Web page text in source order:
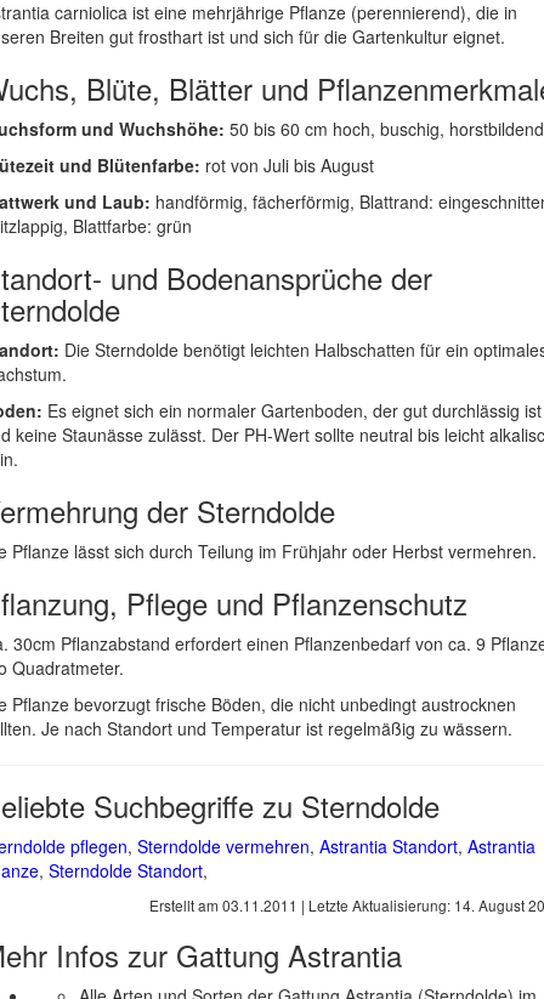
carniolica ist eine mehrjährige Pflanze (perennierend), die in
Breiten gut frosthart ist und sich für die Gartenkultur eignet.
Blüte, Blätter und
und Wuchshöhe: 50 bis 60 cm hoch, buschig, horstbildend
und Blütenfarbe: rot von Juli bis August
und Laub: handförmig, fächerförmig, Blattrand:
Blattfarbe: grün
und Bodenansprüche der
Die Sterndolde benötigt leichten Halbschatten für ein
Es eignet sich ein normaler Gartenboden, der gut durchlässig ist
keine Staunässe zulässt. Der PH-Wert sollte neutral bis leicht
der Sterndolde
Pflanze lässt sich durch Teilung im Frühjahr oder Herbst vermehren.
Pflege und Pflanzenschutz
30cm Pflanzabstand erfordert einen Pflanzenbedarf von ca. 9
Quadratmeter.
Pflanze bevorzugt frische Böden, die nicht unbedingt austrocknen
Je nach Standort und Temperatur ist regelmäßig zu wässern.
Suchbegriffe zu Sterndolde
pflegen, Sterndolde vermehren, Astrantia Standort, Astrantia
, Sterndolde Standort,
Erstellt am 03.11.2011 | Letzte Aktualisierung: 14. August
Infos zur Gattung Astrantia